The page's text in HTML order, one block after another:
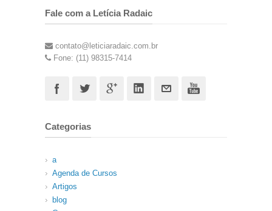
Fale com a Letícia Radaic
contato@leticiaradaic.com.br
Fone: (11) 98315-7414
Categorias
a
Agenda de Cursos
Artigos
blog